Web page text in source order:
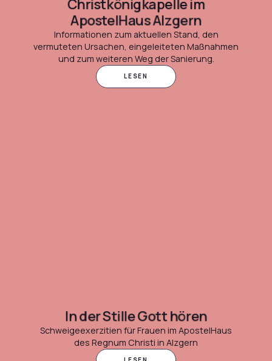
Christkönigkapelle im
ApostelHaus Alzgern
Informationen zum aktuellen Stand, den
vermuteten Ursachen, eingeleiteten Maßnahmen
und zum weiteren Weg der Sanierung.
LESEN
In der Stille Gott hören
Schweigeexerzitien für Frauen im ApostelHaus
des Regnum Christi in Alzgern